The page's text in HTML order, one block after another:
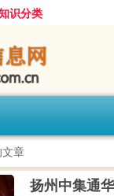
识分类
文章
扬州中集通